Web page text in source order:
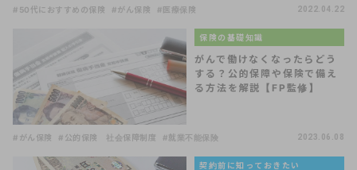
#50代におすすめの保険 #がん保険 #医療保険 2022.04.22
保険の基礎知識
がんで働けなくなったらどう
する？公的保障や保険で備え
る方法を解説【FP監修】
#がん保険 #公的保険 社会保障制度 #就業不能保険 2023.06.08
契約前に知っておきたい